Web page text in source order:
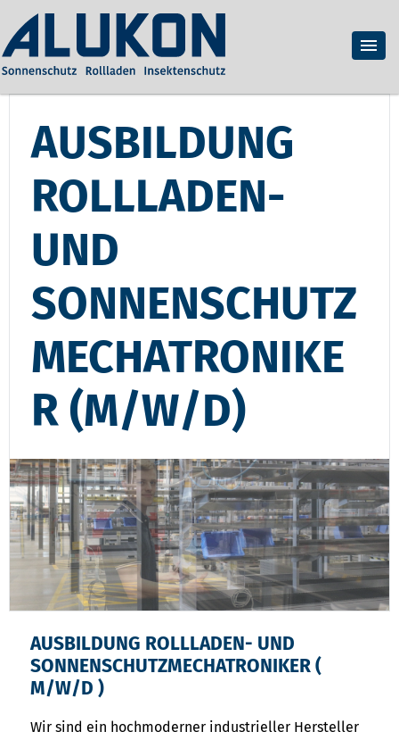
AUSBILDUNG
ROLLLADEN-
UND
SONNENSCHUTZ
MECHATRONIKE
R (M/W/D)
AUSBILDUNG ROLLLADEN- UND
SONNENSCHUTZMECHATRONIKER (
M/W/D )
Wir sind ein hochmoderner industrieller Hersteller